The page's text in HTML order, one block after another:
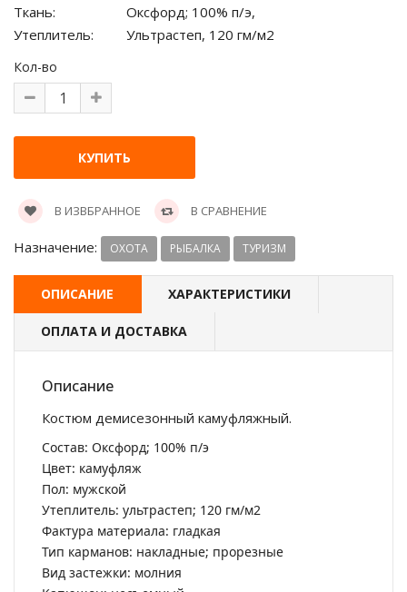
Ткань:
Оксфорд; 100% п/э,
Утеплитель:
Ультрастеп, 120 гм/м2
Кол-во
В ИЗВБРАННОЕ В СРАВНЕНИЕ
Назначение: ОХОТА РЫБАЛКА ТУРИЗМ
ОПИСАНИЕ ХАРАКТЕРИСТИКИ
ОПЛАТА И ДОСТАВКА
Описание
Костюм демисезонный камуфляжный.
Состав: Оксфорд; 100% п/э
Цвет: камуфляж
Пол: мужской
Утеплитель: ультрастеп; 120 гм/м2
Фактура материала: гладкая
Тип карманов: накладные; прорезные
Вид застежки: молния